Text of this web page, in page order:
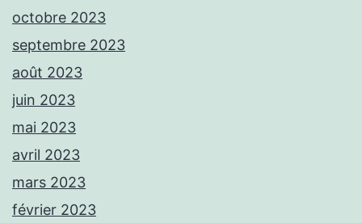
octobre 2023
septembre 2023
août 2023
juin 2023
mai 2023
avril 2023
mars 2023
février 2023